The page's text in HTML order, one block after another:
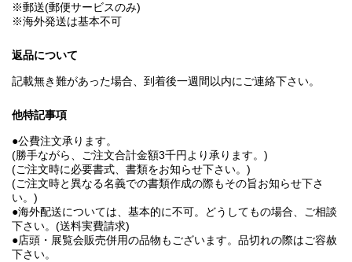
※郵送(郵便サービスのみ)
※海外発送は基本不可
返品について
記載無き難があった場合、到着後一週間以内にご連絡下さい。
他特記事項
●公費注文承ります。
(勝手ながら、ご注文合計金額3千円より承ります。)
(ご注文時に必要書式、書類をお知らせ下さい。)
(ご注文時と異なる名義での書類作成の際もその旨お知らせ下さ
い。)
●海外配送については、基本的に不可。どうしてもの場合、ご相談
下さい。(送料実費請求)
●店頭・展覧会販売併用の品物もございます。品切れの際はご容赦
下さい。